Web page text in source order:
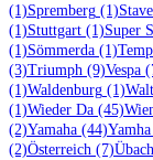
(1)Spremberg (1)
(1)Stuttgart (1)Super
(1)Sömmerda (1)
(3)Triumph (9)Vespa
(1)Waldenburg (1)
(1)Wieder Da (45)
(2)Yamaha (44)Yamha
(2)Österreich (7)